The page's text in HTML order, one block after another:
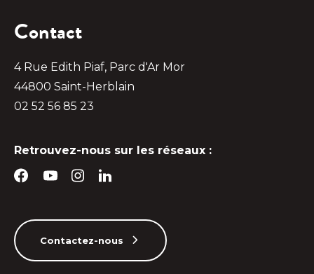
Contact
4 Rue Edith Piaf, Parc d'Ar Mor
44800 Saint-Herblain
02 52 56 85 23
Retrouvez-nous sur les réseaux :
Contactez-nous